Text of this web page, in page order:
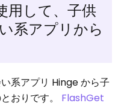
用して、子供
系アプリから
系アプリ Hinge から子
おりです。 FlashGet